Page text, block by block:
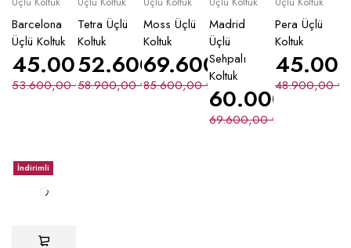
Barcelona
Üçlü Koltuk
53.600,00₺
45.000,00₺
Tetra Üçlü
Koltuk
58.900,00₺
52.600,00₺
Moss Üçlü
Koltuk
85.600,00₺
69.600,00
Madrid
Üçlü
Sehpalı
Koltuk
69.600,00₺
60.000,00₺
Pera Üçlü
Koltuk
48.900,00₺
İndirimli